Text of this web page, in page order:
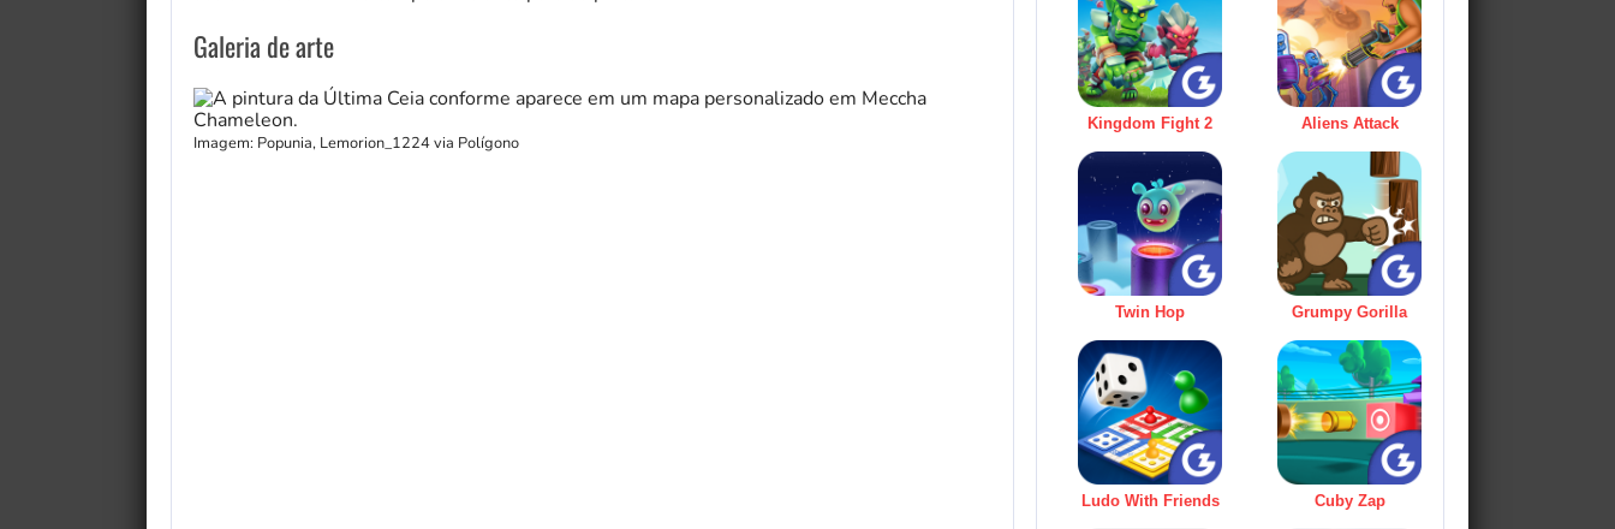
Galeria de arte
Imagem: Popunia, Lemorion_1224 via Polígono
Kingdom Fight 2 Aliens Attack
Twin Hop Grumpy Gorilla
Ludo With Friends Cuby Zap